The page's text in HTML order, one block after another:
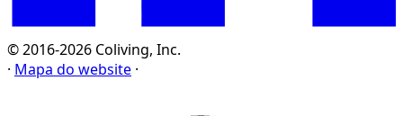
© 2016-2026 Coliving, Inc.
· Mapa do website ·